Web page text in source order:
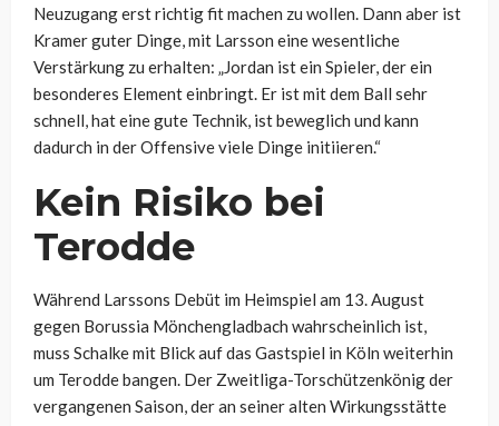
Neuzugang erst richtig fit machen zu wollen. Dann aber ist
Kramer guter Dinge, mit Larsson eine wesentliche
Verstärkung zu erhalten: „Jordan ist ein Spieler, der ein
besonderes Element einbringt. Er ist mit dem Ball sehr
schnell, hat eine gute Technik, ist beweglich und kann
dadurch in der Offensive viele Dinge initiieren.“
Kein Risiko bei
Terodde
Während Larssons Debüt im Heimspiel am 13. August
gegen Borussia Mönchengladbach wahrscheinlich ist,
muss Schalke mit Blick auf das Gastspiel in Köln weiterhin
um Terodde bangen. Der Zweitliga-Torschützenkönig der
vergangenen Saison, der an seiner alten Wirkungsstätte